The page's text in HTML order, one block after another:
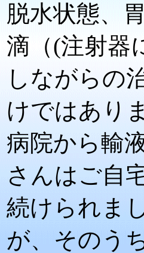
脱水状態、
滴（(注射器
しながらの
けではあり
病院から輸
さんはご自
続けられま
が、そのう